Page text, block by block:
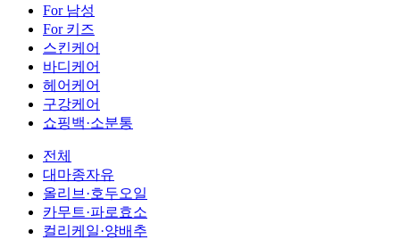
For 남성
For 키즈
스킨케어
바디케어
헤어케어
구강케어
쇼핑백·소분통
전체
대마종자유
올리브·호두오일
카무트·파로효소
컬리케일·양배추